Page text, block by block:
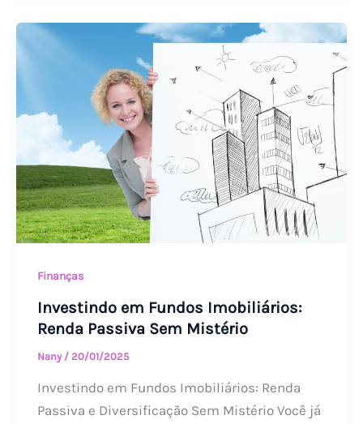
Finanças
Investindo em Fundos Imobiliários:
Renda Passiva Sem Mistério
Nany / 20/01/2025
Investindo em Fundos Imobiliários: Renda
Passiva e Diversificação Sem Mistério Você já
Investindo
Imobiliários:
Renda
Passiva
Sem
Mistério